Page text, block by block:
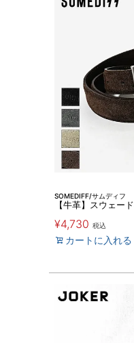
SOMEDIFF/サムディフ
【牛革】スウェー
¥4,730 税込
カートに入れる